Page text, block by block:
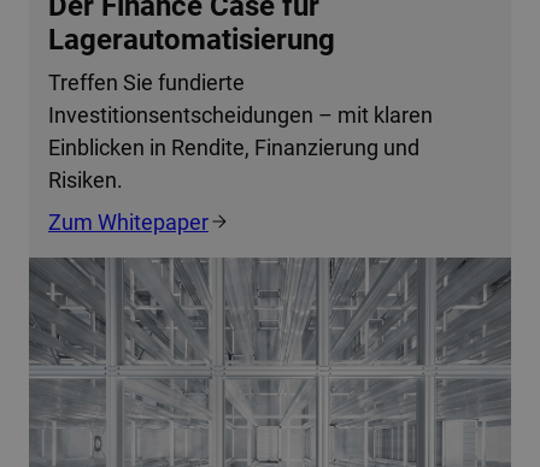
Lagerautomatisierung
Treffen Sie fundierte
Investitionsentscheidungen – mit klaren
Einblicken in Rendite, Finanzierung und
Risiken.
Zum Whitepaper